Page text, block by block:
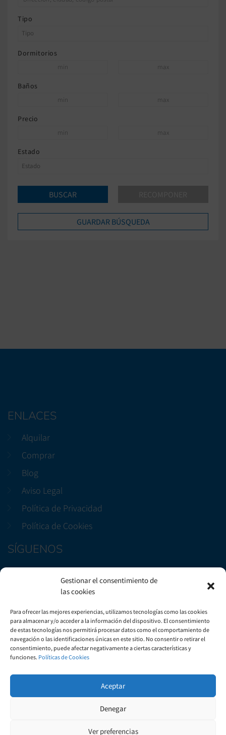
Gestionar el consentimiento de
las cookies
Para ofrecer las mejores experiencias, utilizamos tecnologías como las cookies
para almacenar y/o acceder a la información del dispositivo. El consentimiento
de estas tecnologías nos permitirá procesar datos como el comportamiento de
navegación o las identificaciones únicas en este sitio. No consentir o retirar el
consentimiento, puede afectar negativamente a ciertas características y
funciones. Políticas de Cookies
Aceptar
Denegar
Ver preferencias
Tipo
Dormitorios
Baños
Precio
Estado
ENLACES
Alquilar
Comprar
Blog
Aviso Legal
Política de Privacidad
Política de Cookies
SÍGUENOS
Facebook
Instagram
CONTÁCTENOS
Avenida Marítima, 29, Bloque B3, Local 2. Candelaria
+(34) 922 50 51 57